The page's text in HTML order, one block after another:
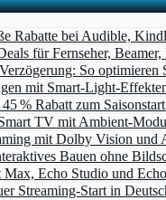
Rabatte bei Audible,
für Fernseher,
So optimieren
mit
% Rabatt zum
TV mit
mit Dolby Vision und
Bauen ohne
Echo Studio und
Streaming‑Start in